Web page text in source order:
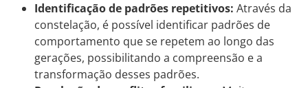
Identificação de padrões repetitivos: Através da
constelação, é possível identificar padrões de
comportamento que se repetem ao longo das
gerações, possibilitando a compreensão e a
transformação desses padrões.